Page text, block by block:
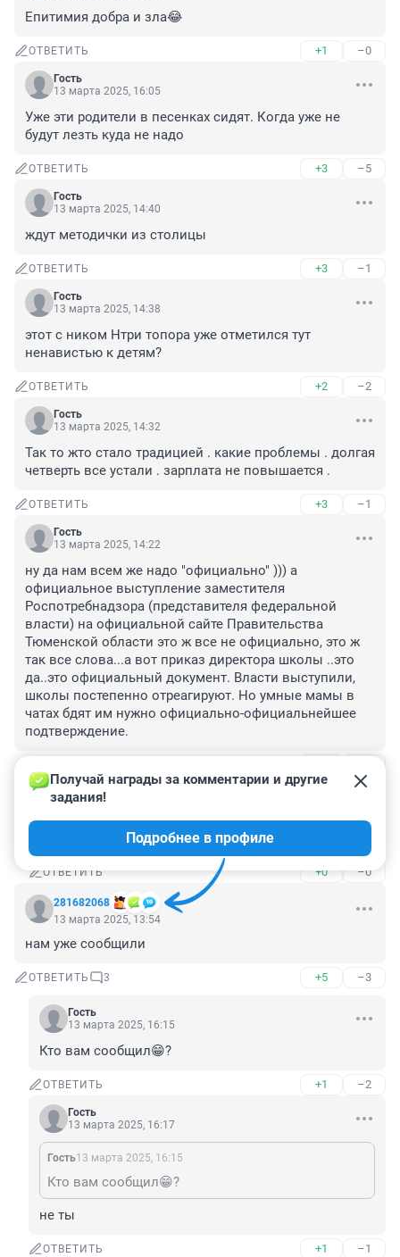
Епитимия добра и зла😂
ОТВЕТИТЬ +1 –0
Гость
13 марта 2025, 16:05
Уже эти родители в песенках сидят. Когда уже не
будут лезть куда не надо
ОТВЕТИТЬ +3 –5
Гость
13 марта 2025, 14:40
ждут методички из столицы
ОТВЕТИТЬ +3 –1
Гость
13 марта 2025, 14:38
этот с ником Нтри топора уже отметился тут
ненавистью к детям?
ОТВЕТИТЬ +2 –2
Гость
13 марта 2025, 14:32
Так то жто стало традицией . какие проблемы . долгая
четверть все устали . зарплата не повышается .
ОТВЕТИТЬ +3 –1
Гость
13 марта 2025, 14:22
ну да нам всем же надо "официально" ))) а
официальное выступление заместителя
Роспотребнадзора (представителя федеральной
власти) на официальной сайте Правительства
Тюменской области это ж все не официально, это ж
так все слова...а вот приказ директора школы ..это
да..это официальный документ. Власти выступили,
школы постепенно отреагируют. Но умные мамы в
чатах бдят им нужно официально-официальнейшее
подтверждение.
Гость
ОТВЕТИТЬ +0 –0
281682068
Получай награды за комментарии и другие
задания!
Подробнее в профиле
13 марта 2025, 13:54
нам уже сообщили
ОТВЕТИТЬ 3 +5 –3
Гость
13 марта 2025, 16:15
Кто вам сообщил😁?
ОТВЕТИТЬ +1 –2
Гость
13 марта 2025, 16:17
Гость13 марта 2025, 16:15
Кто вам сообщил😁?
не ты
ОТВЕТИТЬ +1 –1